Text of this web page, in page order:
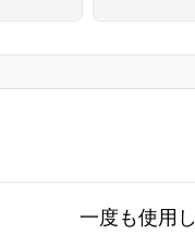
一度も使用